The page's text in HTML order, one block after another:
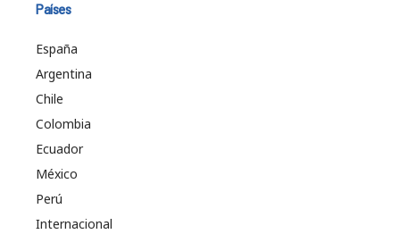
Países
España
Argentina
Chile
Colombia
Ecuador
México
Perú
Internacional